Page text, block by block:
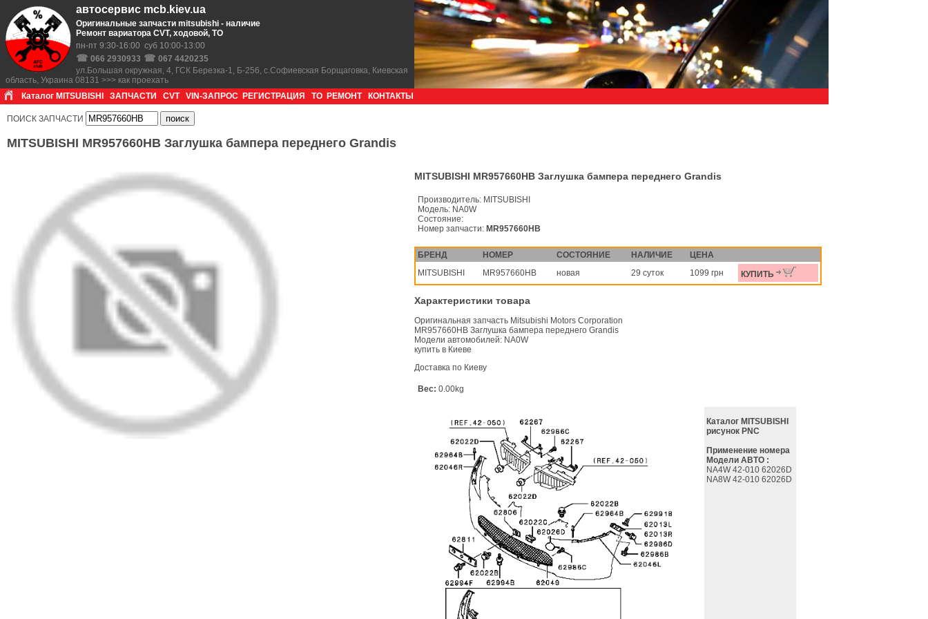
автосервис mcb.kiev.ua
Оригинальные запчасти mitsubishi - наличие
Ремонт вариатора CVT, ходовой, ТО
пн-пт 9:30-16:00 суб 10:00-13:00
☎ 066 2930933 ☎ 067 4420235
ул.Большая окружная, 4, ГСК Березка-1, Б-256, с.Софиевская Борщаговка, Киевская
область, Украина 08131 >>> как проехать
Каталог MITSUBISHI
ЗАПЧАСТИ CVT VIN-ЗАПРОС РЕГИСТРАЦИЯ ТО РЕМОНТ КОНТАКТЫ
ПОИСК ЗАПЧАСТИ
MITSUBISHI MR957660HB Заглушка бампера переднего Grandis
MITSUBISHI MR957660HB Заглушка бампера переднего Grandis
Производитель: MITSUBISHI
Модель: NA0W
Состояние:
Номер запчасти: MR957660HB
БРЕНД НОМЕР СОСТОЯНИЕ НАЛИЧИЕ
ЦЕНА
MITSUBISHI
MR957660HB новая 29 суток 1099 грн КУПИТЬ
Характеристики товара
Оригинальная запчасть Mitsubishi Motors Corporation
MR957660HB Заглушка бампера переднего Grandis
Модели автомобилей: NA0W
купить в Киеве
Доставка по Киеву
Вес: 0.00kg
Каталог MITSUBISHI
рисунок PNC
Применение номера
Модели АВТО :
NA4W 42-010 62026D
NA8W 42-010 62026D